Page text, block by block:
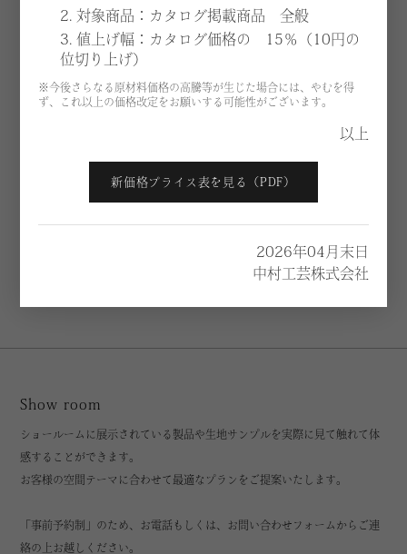
2. 対象商品：カタログ掲載商品 全般
3. 値上げ幅：カタログ価格の 15％（10円の
位切り上げ）
※今後さらなる原材料価格の高騰等が生じた場合には、やむを得
ず、これ以上の価格改定をお願いする可能性がございます。
以上
新価格プライス表を見る（PDF）
2026年04月末日
中村工芸株式会社
ご予約はこちらから
Show room
ショールームに展示されている製品や生地サンプルを実際に見て触れて体
感することができます。
お客様の空間テーマに合わせて最適なプランをご提案いたします。
「事前予約制」のため、お電話もしくは、お問い合わせフォームからご連
絡の上お越しください。